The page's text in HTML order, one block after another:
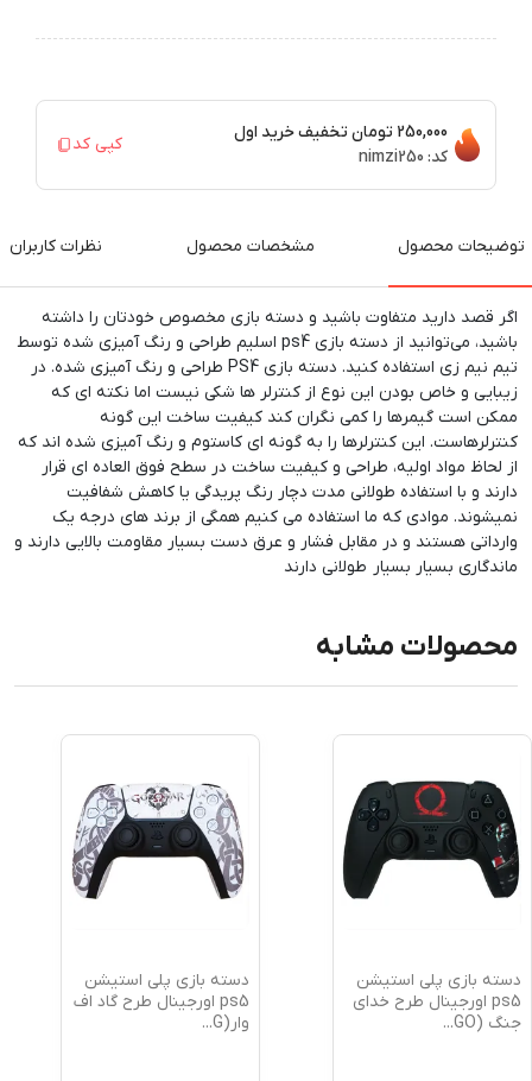
250,000 تومان
تخفیف خرید اول
کد: nimzi250
کپی کد
توضیحات محصول مشخصات محصول نظرات کاربران
اگر قصد دارید متفاوت باشید و دسته بازی مخصوص خودتان را داشته
باشید، می‌توانید از دسته بازی ps4 اسلیم طراحی و رنگ آمیزی شده توسط
تیم نیم زی استفاده کنید. دسته بازی PS4 طراحی و رنگ آمیزی شده. در
زیبایی و خاص بودن این نوع از کنترلر ها شکی نیست اما نکته ای که
ممکن است گیمرها را کمی نگران کند کیفیت ساخت این گونه
کنترلرهاست. این کنترلرها را به گونه ای کاستوم و رنگ آمیزی شده اند که
از لحاظ مواد اولیه، طراحی و کیفیت ساخت در سطح فوق العاده ای قرار
دارند و با استفاده طولانی مدت دچار رنگ پریدگی یا کاهش شفافیت
نمیشوند. موادی که ما استفاده می کنیم همگی از برند های درجه یک
وارداتی هستند و در مقابل فشار و عرق دست بسیار مقاومت بالایی دارند و
ماندگاری بسیار بسیار طولانی دارند
محصولات مشابه
دسته بازی پلی استیشن
ps5 اورجینال طرح خدای
جنگ (GO
...
دسته بازی پلی استیشن
ps5 اورجینال طرح گاد اف
وار(G ...